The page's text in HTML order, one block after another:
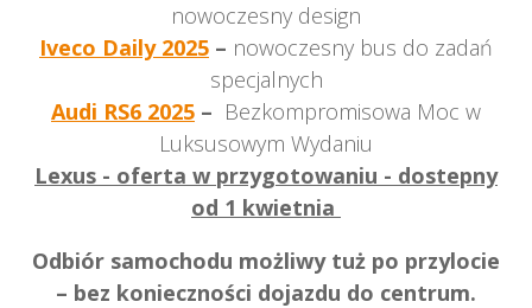
nowoczesny design
Iveco Daily 2025 – nowoczesny bus do zadań
specjalnych
Audi RS6 2025 – Bezkompromisowa Moc w
Luksusowym Wydaniu
Lexus - oferta w przygotowaniu - dostepny
od 1 kwietnia
Odbiór samochodu możliwy tuż po przylocie
– bez konieczności dojazdu do centrum.